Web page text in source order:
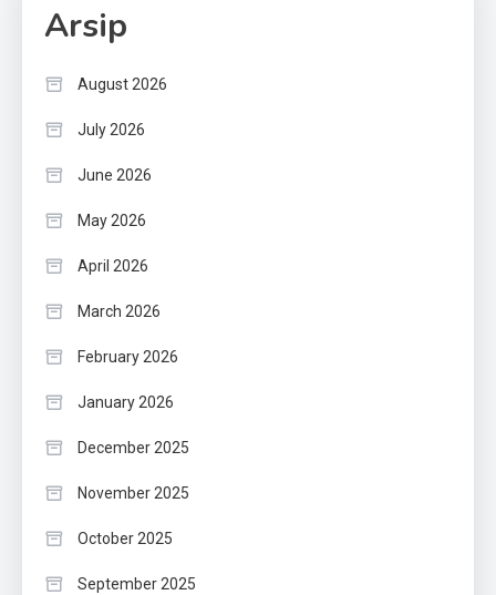
Arsip
August 2026
July 2026
June 2026
May 2026
April 2026
March 2026
February 2026
January 2026
December 2025
November 2025
October 2025
September 2025